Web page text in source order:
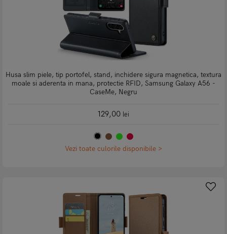
Husa slim piele, tip portofel, stand, inchidere sigura magnetica, textura
moale si aderenta in mana, protectie RFID, Samsung Galaxy A56 -
CaseMe, Negru
129,00 lei
Vezi toate culorile disponibile >